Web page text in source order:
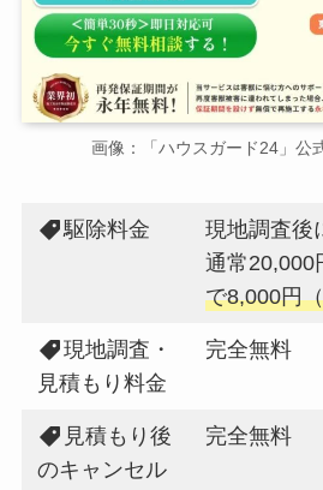
画像：「ハウスガード24」公
駆除料金
現地調査後
通常20,000
で8,000円
現地調査・
見積もり料金
完全無料
見積もり後
のキャンセル
完全無料